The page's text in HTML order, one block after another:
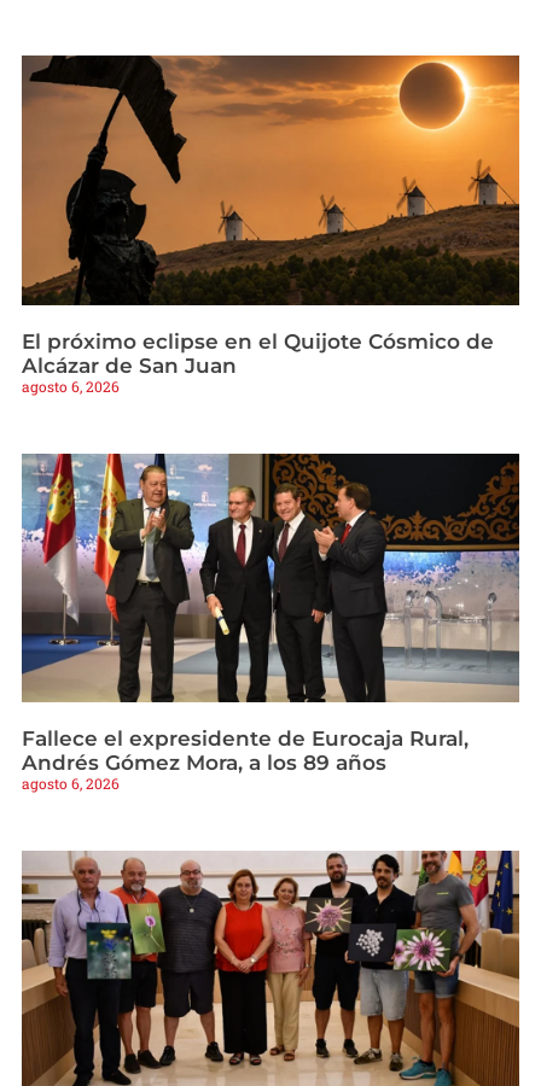
El próximo eclipse en el Quijote Cósmico de
Alcázar de San Juan
agosto 6, 2026
Fallece el expresidente de Eurocaja Rural,
Andrés Gómez Mora, a los 89 años
agosto 6, 2026